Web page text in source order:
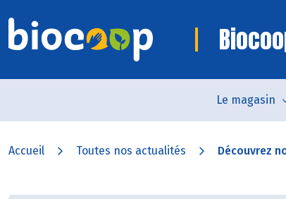
Le magasin
Accueil Toutes nos actualités Découvrez